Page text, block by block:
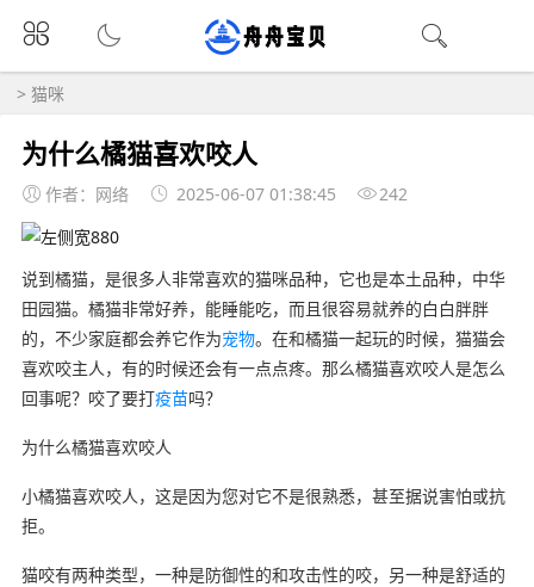
> 猫咪
为什么橘猫喜欢咬人
作者：网络 2025-06-07 01:38:45 242
说到橘猫，是很多人非常喜欢的猫咪品种，它也是本土品种，中华
田园猫。橘猫非常好养，能睡能吃，而且很容易就养的白白胖胖
的，不少家庭都会养它作为宠物。在和橘猫一起玩的时候，猫猫会
喜欢咬主人，有的时候还会有一点点疼。那么橘猫喜欢咬人是怎么
回事呢？咬了要打疫苗吗？
为什么橘猫喜欢咬人
小橘猫喜欢咬人，这是因为您对它不是很熟悉，甚至据说害怕或抗
拒。
猫咬有两种类型，一种是防御性的和攻击性的咬，另一种是舒适的